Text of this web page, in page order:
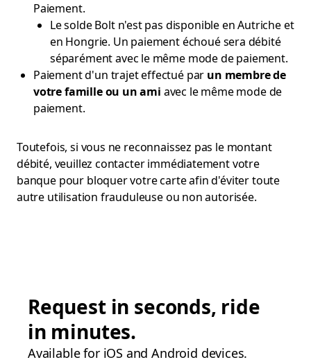
Paiement.
Le solde Bolt n'est pas disponible en Autriche et
en Hongrie. Un paiement échoué sera débité
séparément avec le même mode de paiement.
Paiement d'un trajet effectué par un membre de
votre famille ou un ami avec le même mode de
paiement.
Toutefois, si vous ne reconnaissez pas le montant
débité, veuillez contacter immédiatement votre
banque pour bloquer votre carte afin d'éviter toute
autre utilisation frauduleuse ou non autorisée.
Request in seconds, ride
in minutes.
Available for iOS and Android devices.